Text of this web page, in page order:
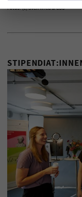
Fotos: (c) Sven Wied & CSS